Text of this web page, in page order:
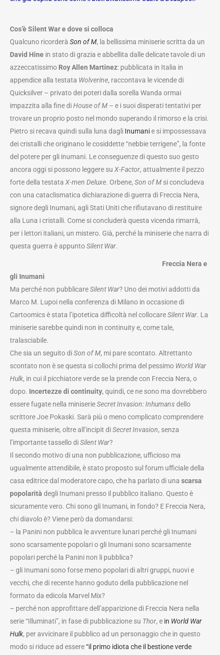
Cos’è Silent War e dove si colloca
Qualcuno ricorderà Son of M, la bellissima miniserie scritta da un
David Hine in stato di grazia e abbellita dalle delicate tavole di un
azzeccatissimo Roy Allen Martinez: pubblicata in Italia in
appendice alla testata Wolverine, raccontava le vicende di
Quicksilver – privato dei poteri dalla sorella Wanda ormai
impazzita alla fine diHouse of M – e i suoi disperati tentativi per
trovare un proprio posto nel mondo superando il rimorso e la crisi.
Pietro si recava quindi sulla luna dagli Inumanie si impossessava
dei cristalli che originano le cosiddette “nebbie terrigene”, la fonte
del potere per gli inumani. Le conseguenze di questo suo gesto
ancora oggi si possono leggere su X-Factor, attualmente il pezzo
forte della testata X-men Deluxe. Orbene, Son of M si concludeva
con una cataclismatica dichiarazione di guerra di Freccia Nera,
signore degli Inumani, agli Stati Uniti che rifiutavano di restituire
alla Luna i cristalli. Come si concluderà questa vicenda rimarrà,
per i lettori italiani, un mistero. Già, perché la miniserie che narra di
questa guerra è appuntoSilent War.
Freccia Nera e
gli Inumani
Ma perché non pubblicareSilent War? Uno dei motivi addotti da
Marco M. Lupoi nella conferenza di Milano in occasione di
Cartoomics è stata l’ipotetica difficoltà nel collocareSilent War. La
miniserie sarebbe quindi non in continuity e, come tale,
tralasciabile.
Che sia un seguito diSon of M, mi pare scontato. Altrettanto
scontato non è se questa si collochi prima del pessimo World War
Hulk, in cui il picchiatore verde se la prende con Freccia Nera, o
dopo. Incertezze di continuity, quindi, ce ne sono ma dovrebbero
essere fugate nella miniserieSecret Invasion: Inhumansdello
scrittore Joe Pokaski. Sarà più o meno complicato comprendere
questa miniserie, oltre all’incipit diSecret Invasion, senza
l’importante tassello diSilent War?
Il secondo motivo di una non pubblicazione, ufficioso ma
ugualmente attendibile, è stato proposto sul forum ufficiale della
casa editrice dal moderatore capo, che ha parlato di una scarsa
popolarità degli Inumani presso il pubblico italiano. Questo è
sicuramente vero. Chi sono gli Inumani, in fondo? E Freccia Nera,
chi diavolo è? Viene però da domandarsi:
– la Panini non pubblica le avventure lunari perché gli Inumani
sono scarsamente popolari o gli Inumani sono scarsamente
popolari perché la Panini non li pubblica?
– gli Inumani sono forse meno popolari di altri gruppi, nuovi e
vecchi, che di recente hanno goduto della pubblicazione nel
formato da edicola Marvel Mix?
– perché non approfittare dell’apparizione di Freccia Nera nella
serie “Illuminati”, in fase di pubblicazione su Thor, e in World War
Hulk, per avvicinare il pubblico ad un personaggio che in questo
modo si riduce ad essere“il primo idiota che il bestione verde